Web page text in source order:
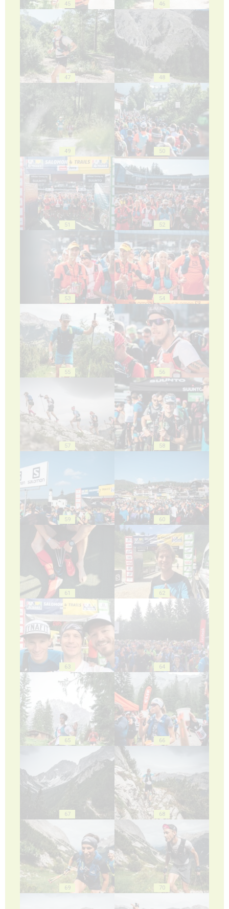
45 46
47 48
49 50
51 52
53 54
55 56
57 58
59 60
61 62
63 64
65 66
67 68
69 70